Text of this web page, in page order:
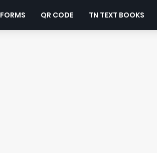
FORMS QR CODE TN TEXT BOOKS